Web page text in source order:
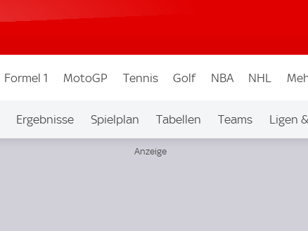
Formel 1 MotoGP Tennis Golf NBA NHL
Ergebnisse Spielplan Tabellen Teams Ligen